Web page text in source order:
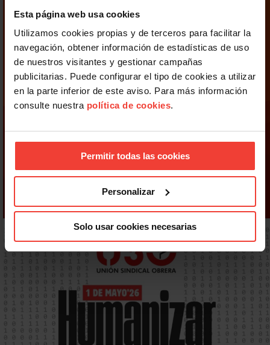
Esta página web usa cookies
Utilizamos cookies propias y de terceros para facilitar la
navegación, obtener información de estadísticas de uso
de nuestros visitantes y gestionar campañas
publicitarias. Puede configurar el tipo de cookies a utilizar
en la parte inferior de este aviso. Para más información
consulte nuestra política de cookies.
Permitir todas las cookies
Personalizar
Solo usar cookies necesarias